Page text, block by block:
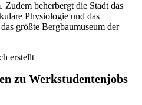
beherbergt die Stadt das
Physiologie und das
größte Bergbaumuseum der
erstellt
zu Werkstudentenjobs